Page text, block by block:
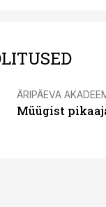
ÄRIPÄEVA
Müügist